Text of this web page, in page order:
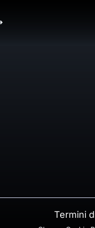
Termini